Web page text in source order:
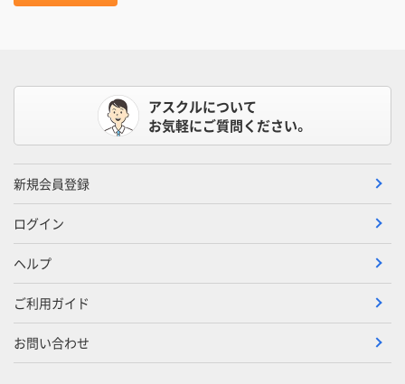
アスクルについて
お気軽にご質問ください。
新規会員登録
ログイン
ヘルプ
ご利用ガイド
お問い合わせ